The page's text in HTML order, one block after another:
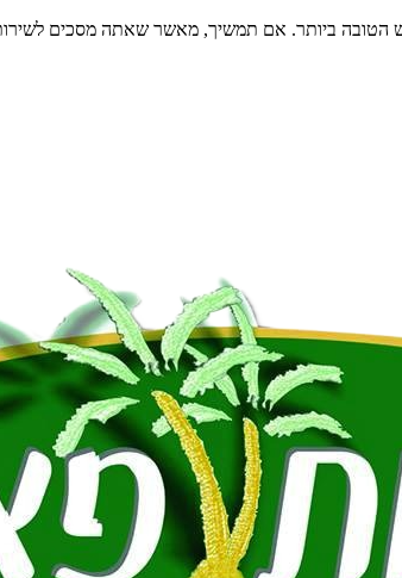
הטובה ביותר. אם תמשיך, מאשר שאתה מסכים